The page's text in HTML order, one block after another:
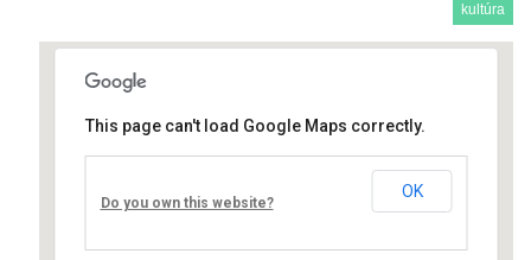
kultúra
Művelődési ház
Fő út 8 - Nagyréde
This page can't load Google Maps correctly.
Do you own this website?
OK